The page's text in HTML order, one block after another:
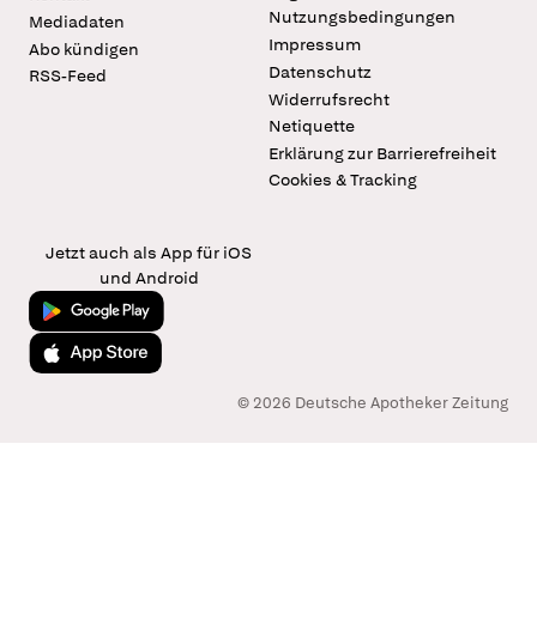
Mediadaten
Abo kündigen
RSS-Feed
Nutzungsbedingungen
Impressum
Datenschutz
Widerrufsrecht
Netiquette
Erklärung zur Barrierefreiheit
Cookies & Tracking
Jetzt auch als App für iOS
und Android
Jetzt bei Google Play
Laden im App Store
© 2026 Deutsche Apotheker Zeitung